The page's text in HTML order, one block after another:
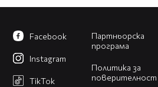
Партньорска
програма
Политика за
поверителност
Facebook
Instagram
TikTok